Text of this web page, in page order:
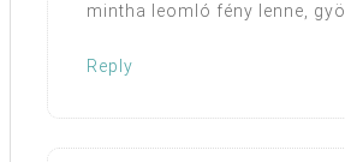
mintha leomló fény lenne,
Reply